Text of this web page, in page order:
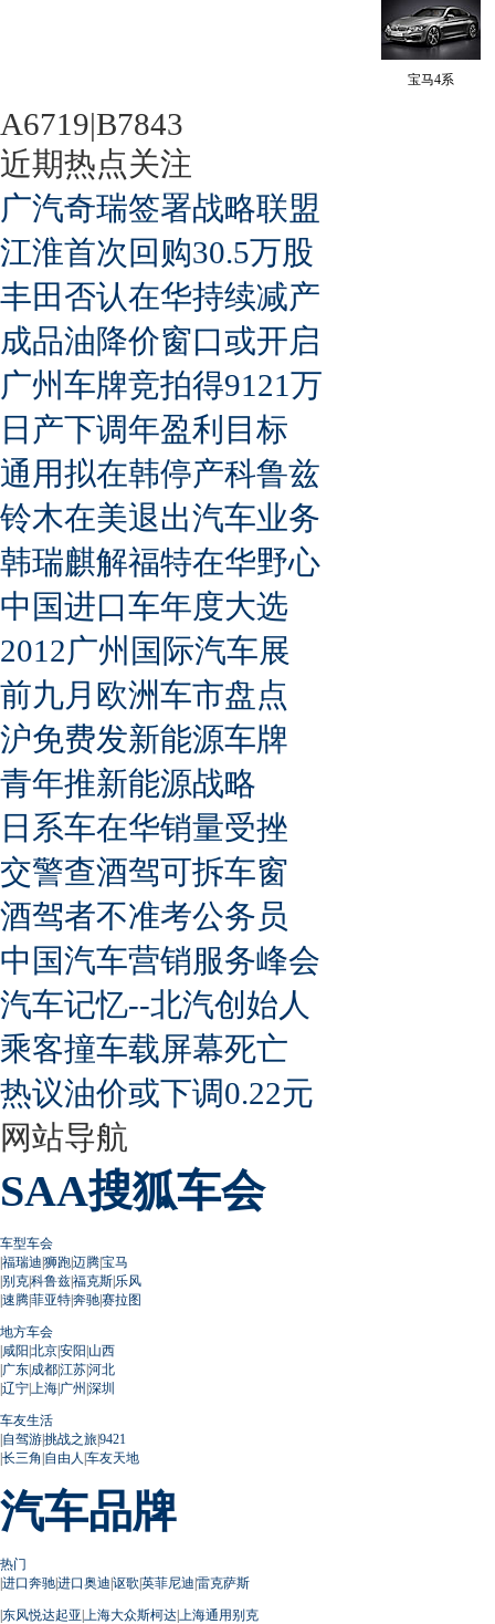
宝马4系
A6719|B7843
近期热点关注
广汽奇瑞签署战略联盟
江淮首次回购30.5万股
丰田否认在华持续减产
成品油降价窗口或开启
广州车牌竞拍得9121万
日产下调年盈利目标
通用拟在韩停产科鲁兹
铃木在美退出汽车业务
韩瑞麒解福特在华野心
中国进口车年度大选
2012广州国际汽车展
前九月欧洲车市盘点
沪免费发新能源车牌
青年推新能源战略
日系车在华销量受挫
交警查酒驾可拆车窗
酒驾者不准考公务员
中国汽车营销服务峰会
汽车记忆--北汽创始人
乘客撞车载屏幕死亡
热议油价或下调0.22元
网站导航
SAA搜狐车会
车型车会
|福瑞迪|狮跑|迈腾|宝马
|别克|科鲁兹|福克斯|乐风
|速腾|菲亚特|奔驰|赛拉图
地方车会
|咸阳|北京|安阳|山西
|广东|成都|江苏|河北
|辽宁| 上海|广州 |深圳
车友生活
|自驾游|挑战之旅|9421
|长三角 |自由人 |车友天地
汽车品牌
热门
|进口奔驰|进口奥迪|讴歌|英菲尼迪|雷克萨斯
|东风悦达起亚| 上海大众斯柯达| 上海通用别克